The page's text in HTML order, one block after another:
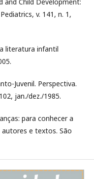
v. 141, n. 1,
literatura infantil
Juvenil. Perspectiva.
jan./dez./1985.
para conhecer a
e textos. São